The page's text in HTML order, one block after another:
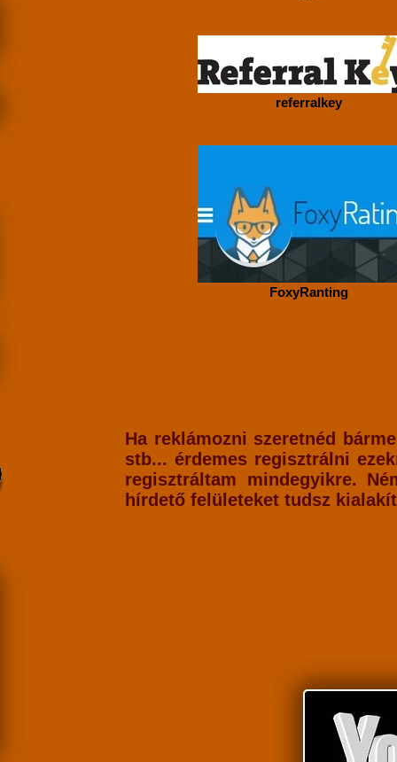
referralkey
FoxyRanting
Ha reklámozni szeretnéd
stb... érdemes regisztrálni
regisztráltam mindegyikre.
hírdető felületeket tudsz